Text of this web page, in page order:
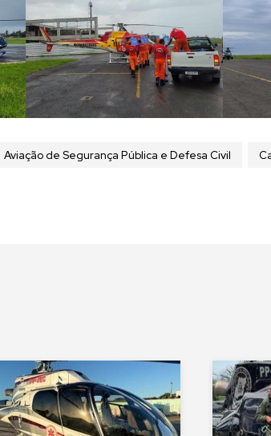
Aviação de Segurança Pública e Defesa Civil